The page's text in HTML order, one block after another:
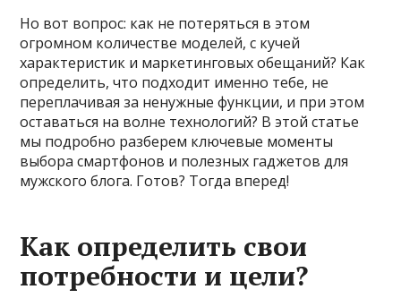
Но вот вопрос: как не потеряться в этом
огромном количестве моделей, с кучей
характеристик и маркетинговых обещаний? Как
определить, что подходит именно тебе, не
переплачивая за ненужные функции, и при этом
оставаться на волне технологий? В этой статье
мы подробно разберем ключевые моменты
выбора смартфонов и полезных гаджетов для
мужского блога. Готов? Тогда вперед!
Как определить свои
потребности и цели?